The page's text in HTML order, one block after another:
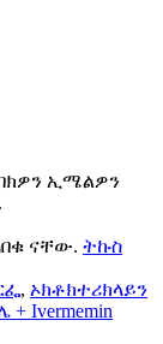
ኢሜልዎን
ናቸው. ትኩስ
, ኦክቶክተሪክላይን
+ Ivermemin